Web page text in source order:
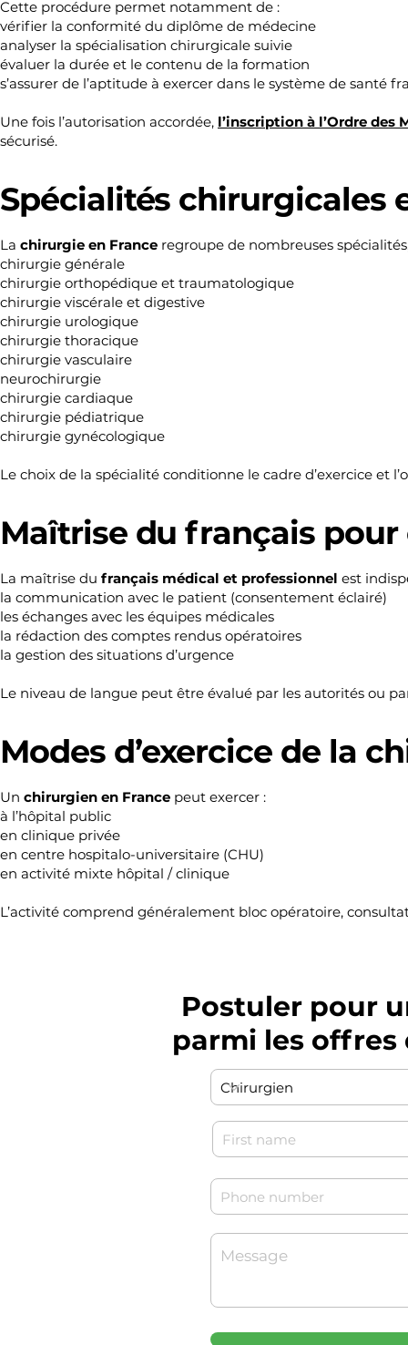
Cette procédure permet notamment de :
vérifier la conformité du diplôme de médecine
analyser la spécialisation chirurgicale suivie
évaluer la durée et le contenu de la formation
s’assurer de l’aptitude à exercer dans le système de santé
Une fois l’autorisation accordée, l’inscription à l’Ordre des
sécurisé.
Spécialités chirurgicales
La chirurgie en France regroupe de nombreuses
chirurgie générale
chirurgie orthopédique et traumatologique
chirurgie viscérale et digestive
chirurgie urologique
chirurgie thoracique
chirurgie vasculaire
neurochirurgie
chirurgie cardiaque
chirurgie pédiatrique
chirurgie gynécologique
Le choix de la spécialité conditionne le cadre d’exercice et
Maîtrise du français
La maîtrise du français médical et professionnel est
la communication avec le patient (consentement éclairé)
les échanges avec les équipes médicales
la rédaction des comptes rendus opératoires
la gestion des situations d’urgence
Le niveau de langue peut être évalué par les autorités ou
Modes d’exercice de la
Un chirurgien en France peut exercer :
à l’hôpital public
en clinique privée
en centre hospitalo-universitaire (CHU)
en activité mixte hôpital / clinique
L’activité comprend généralement bloc opératoire,
Postuler pour
parmi les